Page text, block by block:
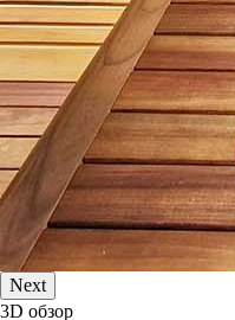
Next
3D обзор